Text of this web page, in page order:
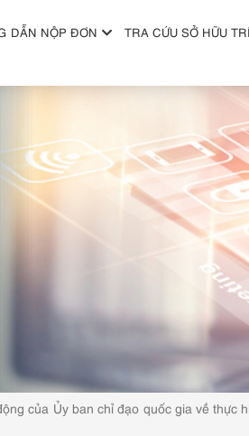
DẪN NỘP ĐƠN TRA CỨU SỞ HỮU
của Ủy ban chỉ đạo quốc gia về thực